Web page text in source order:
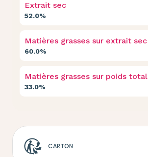
Extrait sec
52.0%
Matières grasses sur extrait sec
60.0%
Matières grasses sur poids total
33.0%
CARTON